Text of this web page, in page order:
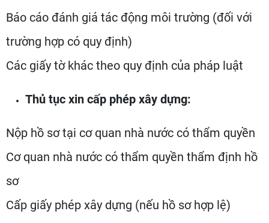
Báo cáo đánh giá tác động môi trường (đối với
trường hợp có quy định)
Các giấy tờ khác theo quy định của pháp luật
Thủ tục xin cấp phép xây dựng:
Nộp hồ sơ tại cơ quan nhà nước có thẩm quyền
Cơ quan nhà nước có thẩm quyền thẩm định hồ
sơ
Cấp giấy phép xây dựng (nếu hồ sơ hợp lệ)